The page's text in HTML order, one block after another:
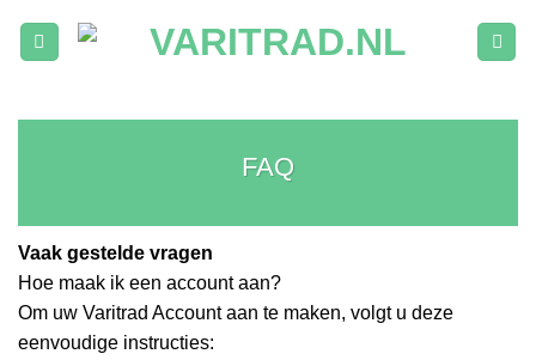
naar
FAQ
Vaak gestelde vragen
Hoe maak ik een account aan?
Om uw Varitrad Account aan te maken, volgt u deze
eenvoudige instructies: